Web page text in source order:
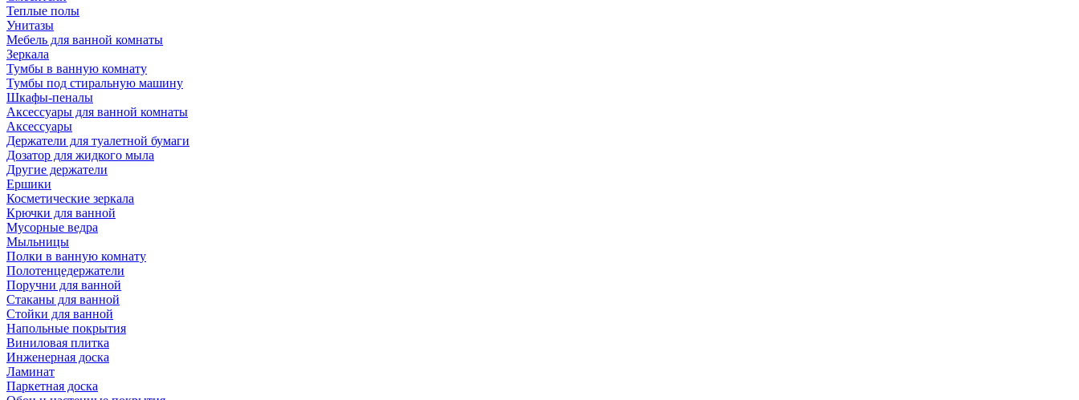
Теплые полы
Унитазы
Мебель для ванной комнаты
Зеркала
Тумбы в ванную комнату
Тумбы под стиральную машину
Шкафы-пеналы
Аксессуары для ванной комнаты
Аксессуары
Держатели для туалетной бумаги
Дозатор для жидкого мыла
Другие держатели
Ершики
Косметические зеркала
Крючки для ванной
Мусорные ведра
Мыльницы
Полки в ванную комнату
Полотенцедержатели
Поручни для ванной
Стаканы для ванной
Стойки для ванной
Напольные покрытия
Виниловая плитка
Инженерная доска
Ламинат
Паркетная доска